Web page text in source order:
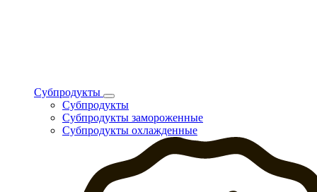
Субпродукты
Субпродукты
Субпродукты замороженные
Субпродукты охлажденные